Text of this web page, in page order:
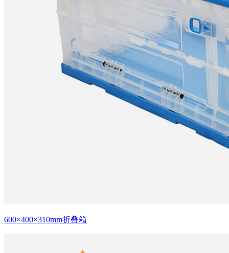
600×400×310mm折叠箱